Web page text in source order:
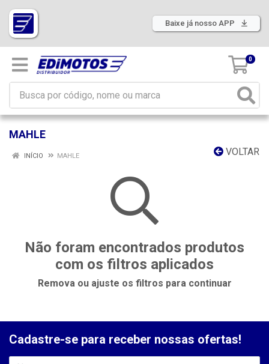
Baixe já nosso APP
0
MAHLE
VOLTAR
INÍCIO MAHLE
Não foram encontrados produtos
com os filtros aplicados
Remova ou ajuste os filtros para continuar
Cadastre-se para receber nossas ofertas!